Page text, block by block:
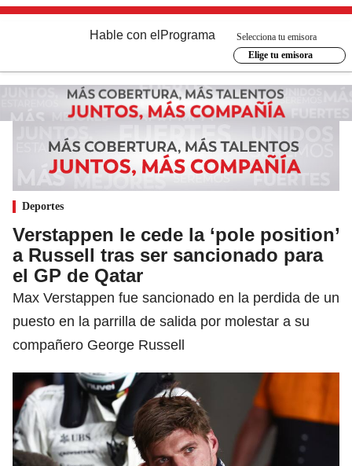
Hable con el Programa
Selecciona tu emisora
Elige tu emisora
Deportes
Verstappen le cede la ‘pole position’
a Russell tras ser sancionado para
el GP de Qatar
Max Verstappen fue sancionado en la perdida de un
puesto en la parrilla de salida por molestar a su
compañero George Russell